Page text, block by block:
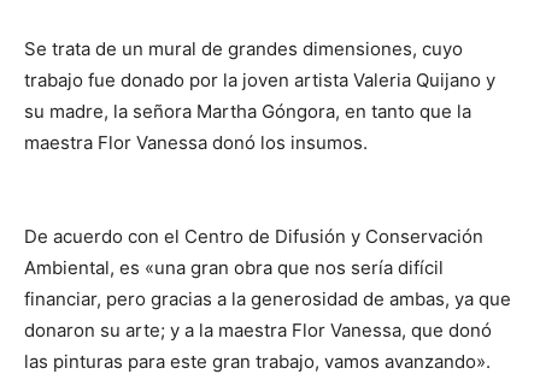
Se trata de un mural de grandes dimensiones, cuyo
trabajo fue donado por la joven artista Valeria Quijano y
su madre, la señora Martha Góngora, en tanto que la
maestra Flor Vanessa donó los insumos.
De acuerdo con el Centro de Difusión y Conservación
Ambiental, es «una gran obra que nos sería difícil
financiar, pero gracias a la generosidad de ambas, ya que
donaron su arte; y a la maestra Flor Vanessa, que donó
las pinturas para este gran trabajo, vamos avanzando».